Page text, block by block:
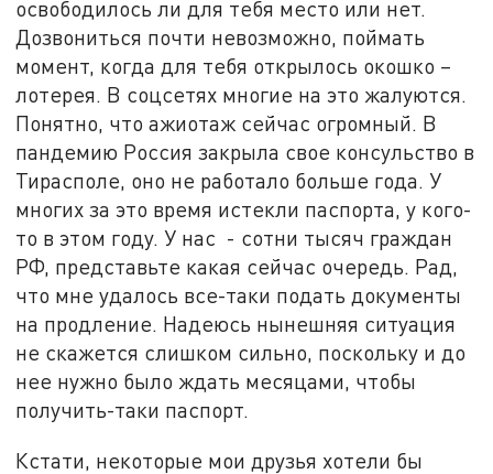
освободилось ли для тебя место или нет.
Дозвониться почти невозможно, поймать
момент, когда для тебя открылось окошко –
лотерея. В соцсетях многие на это жалуются.
Понятно, что ажиотаж сейчас огромный. В
пандемию Россия закрыла свое консульство в
Тирасполе, оно не работало больше года. У
многих за это время истекли паспорта, у кого-
то в этом году. У нас - сотни тысяч граждан
РФ, представьте какая сейчас очередь. Рад,
что мне удалось все-таки подать документы
на продление. Надеюсь нынешняя ситуация
не скажется слишком сильно, поскольку и до
нее нужно было ждать месяцами, чтобы
получить-таки паспорт.
Кстати, некоторые мои друзья хотели бы